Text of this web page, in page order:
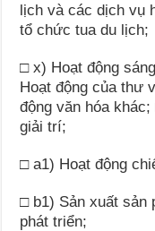
lịch và các dịch vụ
tổ chức tua du lịch;
□ x) Hoạt động
Hoạt động của thư
động văn hóa
giải trí;
□ a1) Hoạt động
□ b1) Sản xuất sản
phát triển;